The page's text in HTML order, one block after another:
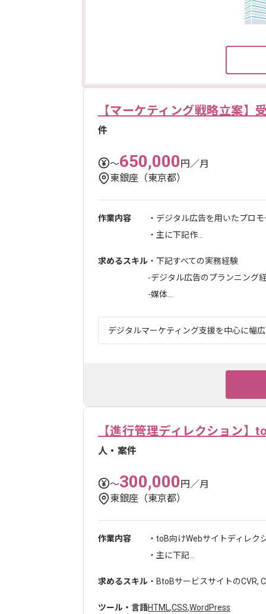
【マーケティング戦略立案】
件
〜650,000円／月
東銀座（東京都）
作業内容
・デジタル広告を用いたプロ
・主に下記作...
求めるスキル ・下記すべての実務経験
-デジタル広告のプランニング
-媒体...
デジタルマーケティング支援を中心に幅
【進行管理ディレクション
人・案件
〜300,000円／月
東銀座（東京都）
作業内容
・toB向けWebサイトディレク
・主に下記...
求めるスキル ・BtoBサービスサイトのCVR,
ツール・言語HTML ,CSS,WordPress